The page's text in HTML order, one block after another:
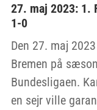
27. maj 2023: 1.
1-0
Den 27. maj
Bremen på
Bundesligaen.
en sejr ville